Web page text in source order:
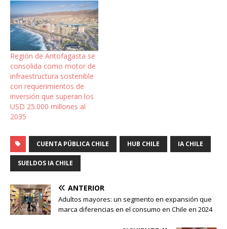
Región de Antofagasta se
consolida como motor de
infraestructura sostenible
con requerimientos de
inversión que superan los
USD 25.000 millones al
2035
CUENTA PÚBLICA CHILE HUB CHILE IA CHILE
SUELDOS IA CHILE
ANTERIOR
Adultos mayores: un segmento en expansión que
marca diferencias en el consumo en Chile en 2024